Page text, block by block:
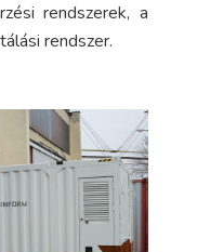
rendszerek, a
rendszer.